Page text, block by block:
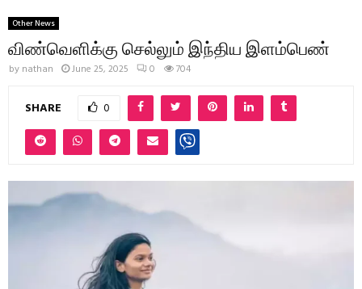
Other News
விண்வெளிக்கு செல்லும் இந்திய இளம்பெண்
by nathan June 25, 2025 0 704
SHARE 0